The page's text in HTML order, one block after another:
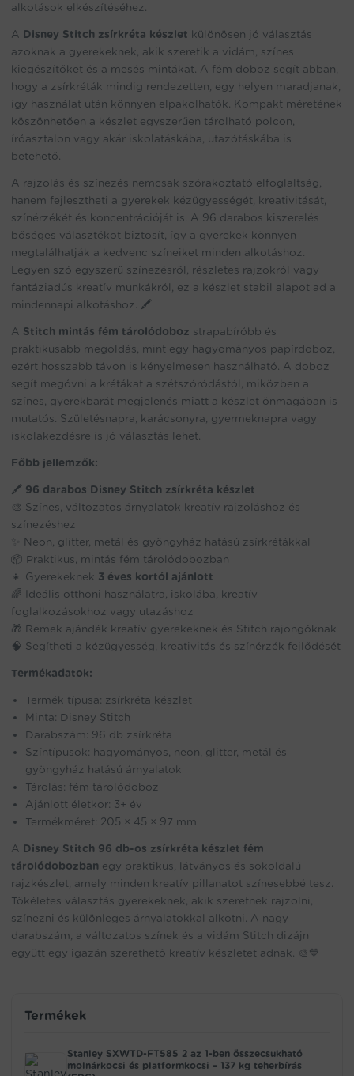
alkotások elkészítéséhez.
A Disney Stitch zsírkréta készlet különösen jó választás
azoknak a gyerekeknek, akik szeretik a vidám, színes
kiegészítőket és a mesés mintákat. A fém doboz segít abban,
hogy a zsírkréták mindig rendezetten, egy helyen maradjanak,
így használat után könnyen elpakolhatók. Kompakt méretének
köszönhetően a készlet egyszerűen tárolható polcon,
íróasztalon vagy akár iskolatáskába, utazótáskába is
betehető.
A rajzolás és színezés nemcsak szórakoztató elfoglaltság,
hanem fejlesztheti a gyerekek kézügyességét, kreativitását,
színérzékét és koncentrációját is. A 96 darabos kiszerelés
bőséges választékot biztosít, így a gyerekek könnyen
megtalálhatják a kedvenc színeiket minden alkotáshoz.
Legyen szó egyszerű színezésről, részletes rajzokról vagy
fantáziadús kreatív munkákról, ez a készlet stabil alapot ad a
mindennapi alkotáshoz. 🖍️
A Stitch mintás fém tárolódoboz strapabíróbb és
praktikusabb megoldás, mint egy hagyományos papírdoboz,
ezért hosszabb távon is kényelmesen használható. A doboz
segít megóvni a krétákat a szétszóródástól, miközben a
színes, gyerekbarát megjelenés miatt a készlet önmagában is
mutatós. Születésnapra, karácsonyra, gyermeknapra vagy
iskolakezdésre is jó választás lehet.
Főbb jellemzők:
🖍️ 96 darabos Disney Stitch zsírkréta készlet
🎨 Színes, változatos árnyalatok kreatív rajzoláshoz és
színezéshez
✨ Neon, glitter, metál és gyöngyház hatású zsírkrétákkal
📦 Praktikus, mintás fém tárolódobozban
👧 Gyerekeknek 3 éves kortól ajánlott
🌈 Ideális otthoni használatra, iskolába, kreatív
foglalkozásokhoz vagy utazáshoz
🎁 Remek ajándék kreatív gyerekeknek és Stitch rajongóknak
🧠 Segítheti a kézügyesség, kreativitás és színérzék fejlődését
Termékadatok:
Termék típusa: zsírkréta készlet
Minta: Disney Stitch
Darabszám: 96 db zsírkréta
Színtípusok: hagyományos, neon, glitter, metál és
gyöngyház hatású árnyalatok
Tárolás: fém tárolódoboz
Ajánlott életkor: 3+ év
Termékméret: 205 × 45 × 97 mm
A Disney Stitch 96 db-os zsírkréta készlet fém
tárolódobozban egy praktikus, látványos és sokoldalú
rajzkészlet, amely minden kreatív pillanatot színesebbé tesz.
Tökéletes választás gyerekeknek, akik szeretnek rajzolni,
színezni és különleges árnyalatokkal alkotni. A nagy
darabszám, a változatos színek és a vidám Stitch dizájn
együtt egy igazán szerethető kreatív készletet adnak. 🎨💙
Termékek
Stanley SXWTD-FT585 2 az 1-ben összecsukható
molnárkocsi és platformkocsi – 137 kg teherbírás